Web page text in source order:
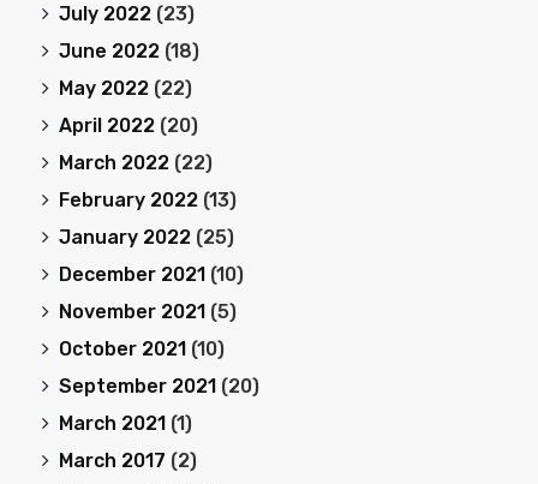
July 2022 (23)
June 2022 (18)
May 2022 (22)
April 2022 (20)
March 2022 (22)
February 2022 (13)
January 2022 (25)
December 2021 (10)
November 2021 (5)
October 2021 (10)
September 2021 (20)
March 2021 (1)
March 2017 (2)